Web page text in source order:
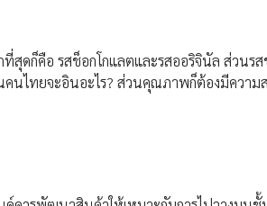
สุดก็คือ รสช็อกโกแลตและรสออริจินัล ส่วนร
คนไทยจะอินอะไร? ส่วนคุณภาพก็ต้องมีความ